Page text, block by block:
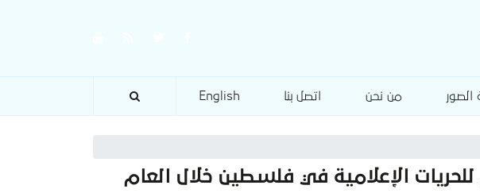
الصور من نحن اتصل بنا English
الإعلامية في فلسطين خلال العام